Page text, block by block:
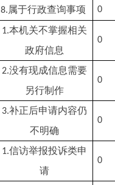
8.属于行政查询事项 0
1.本机关不掌握相关
政府信息
0
2.没有现成信息需要
另行制作
0
3.补正后申请内容仍
不明确
0
1.信访举报投诉类申
请
0